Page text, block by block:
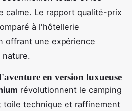
calme. Le rapport qualité-prix
à l'hôtellerie
offrant une expérience
nature.
en version luxueuse
révolutionnent le camping
toile technique et raffinement